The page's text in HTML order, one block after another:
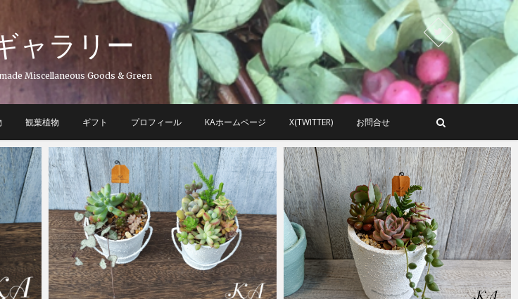
ャラリー
Miscellaneous Goods & Green
観葉植物 ギフト プロフィール KAホームページ X(TWITTER) お問合せ